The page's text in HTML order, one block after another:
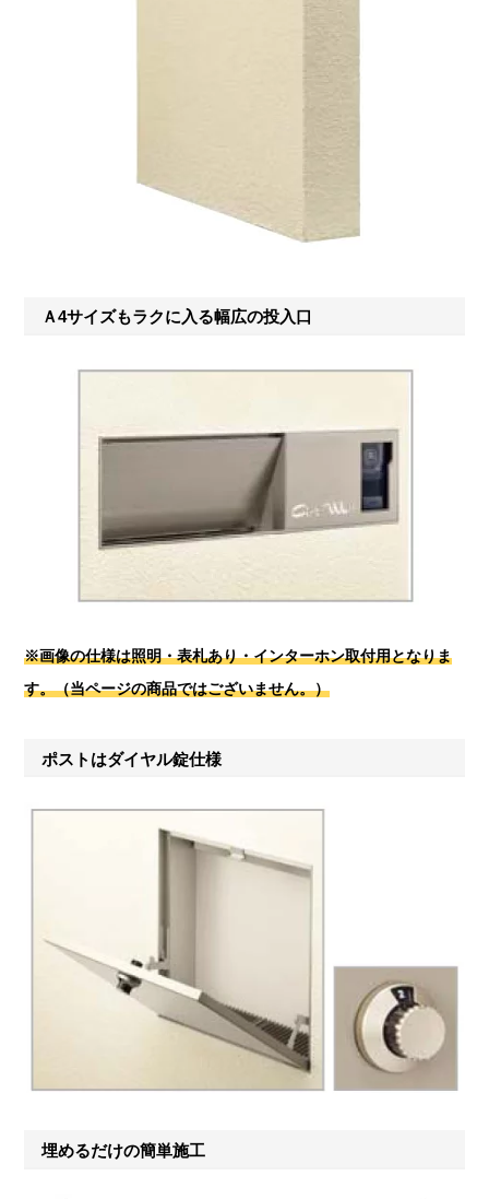
Ａ4サイズもラクに入る幅広の投入口
※画像の仕様は照明・表札あり・インターホン取付用となりま
す。（当ページの商品ではございません。）
ポストはダイヤル錠仕様
埋めるだけの簡単施工